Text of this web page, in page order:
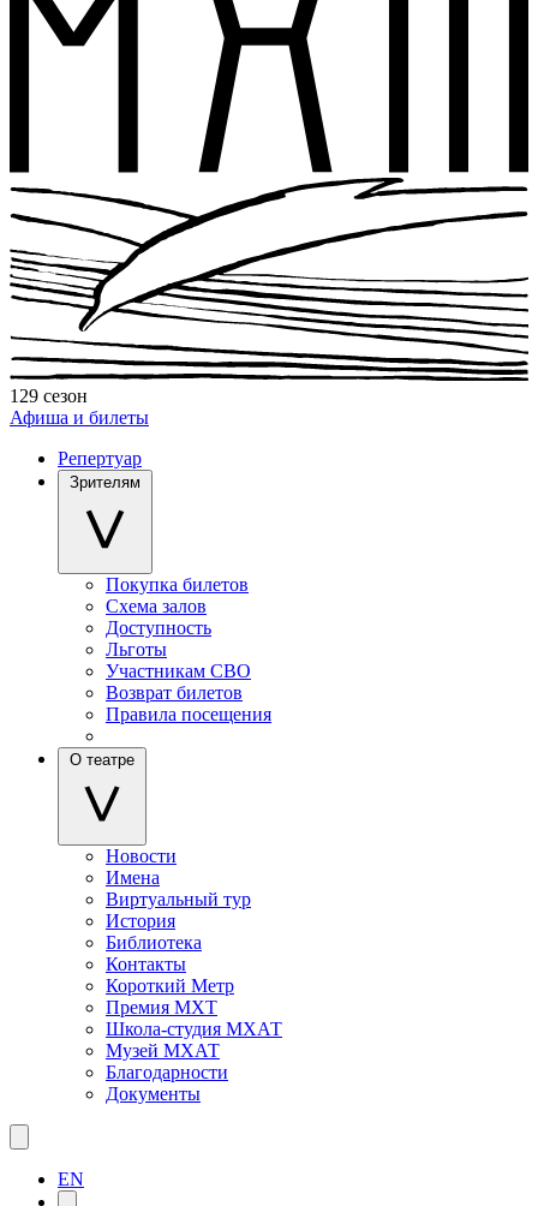
129 сезон
Афиша и билеты
Репертуар
Зрителям
Покупка билетов
Схема залов
Доступность
Льготы
Участникам СВО
Возврат билетов
Правила посещения
О театре
Новости
Имена
Виртуальный тур
История
Библиотека
Контакты
Короткий Метр
Премия МХТ
Школа-студия МХАТ
Музей МХАТ
Благодарности
Документы
EN